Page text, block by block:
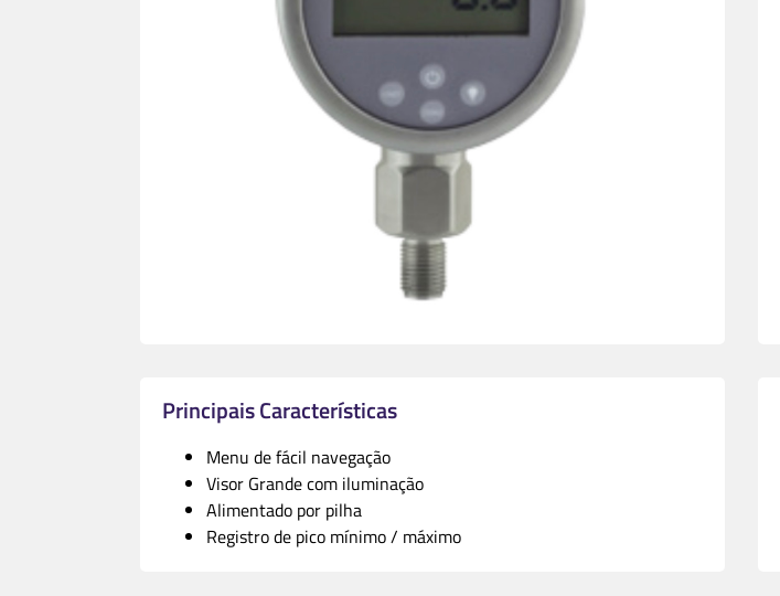
Principais Características
Menu de fácil navegação
Visor Grande com iluminação
Alimentado por pilha
Registro de pico mínimo / máximo